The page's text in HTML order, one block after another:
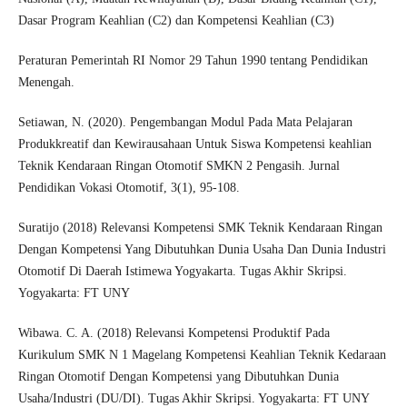
Dasar Program Keahlian (C2) dan Kompetensi Keahlian (C3)
Peraturan Pemerintah RI Nomor 29 Tahun 1990 tentang Pendidikan
Menengah.
Setiawan, N. (2020). Pengembangan Modul Pada Mata Pelajaran
Produkkreatif dan Kewirausahaan Untuk Siswa Kompetensi keahlian
Teknik Kendaraan Ringan Otomotif SMKN 2 Pengasih. Jurnal
Pendidikan Vokasi Otomotif, 3(1), 95-108.
Suratijo (2018) Relevansi Kompetensi SMK Teknik Kendaraan Ringan
Dengan Kompetensi Yang Dibutuhkan Dunia Usaha Dan Dunia Industri
Otomotif Di Daerah Istimewa Yogyakarta. Tugas Akhir Skripsi.
Yogyakarta: FT UNY
Wibawa. C. A. (2018) Relevansi Kompetensi Produktif Pada
Kurikulum SMK N 1 Magelang Kompetensi Keahlian Teknik Kedaraan
Ringan Otomotif Dengan Kompetensi yang Dibutuhkan Dunia
Usaha/Industri (DU/DI). Tugas Akhir Skripsi. Yogyakarta: FT UNY